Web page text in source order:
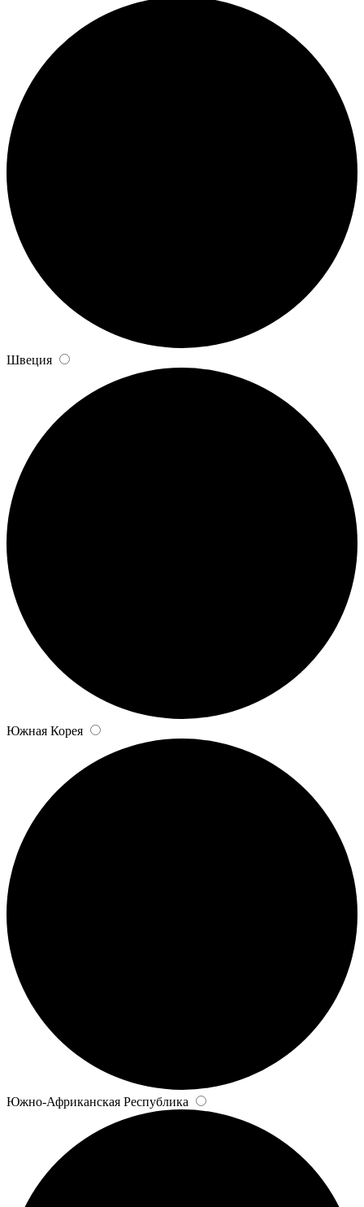
Швеция
Южная Корея
Южно-Африканская Республика